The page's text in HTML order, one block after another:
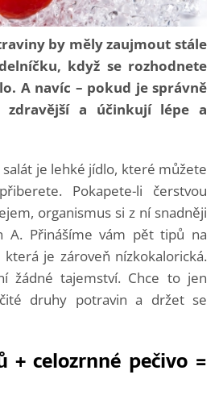
by měly zaujmout stále
když se rozhodnete
A navíc – pokud je správně
zdravější a účinkují lépe a
je lehké jídlo, které můžete
Pokapete-li čerstvou
organismus si z ní snadněji
A. Přinášíme vám pět tipů na
je zároveň nízkokalorická.
žádné tajemství. Chce to jen
druhy potravin a držet se
+ celozrnné pečivo =